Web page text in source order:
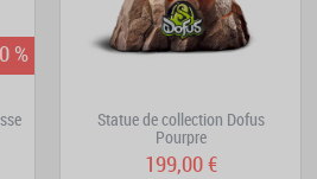
%
Statue de collection Dofus
Pourpre
199,00 €